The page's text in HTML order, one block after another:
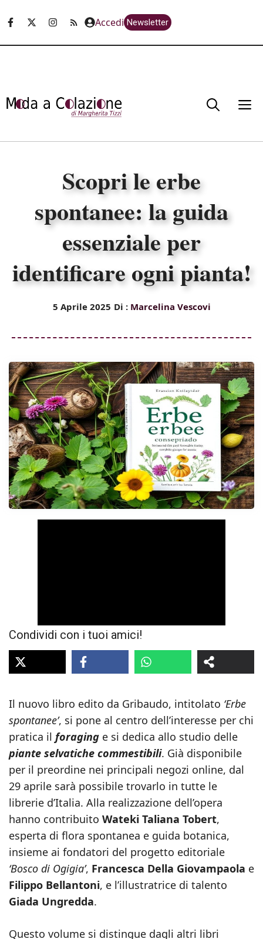
Accedi Newsletter
Scopri le erbe
spontanee: la guida
essenziale per
identificare ogni pianta!
5 Aprile 2025 Di : Marcelina Vescovi
Condividi con i tuoi amici!
Il nuovo libro edito da Gribaudo, intitolato ‘Erbe
spontanee’, si pone al centro dell’interesse per chi
pratica il foraging e si dedica allo studio delle
piante selvatiche commestibili. Già disponibile
per il preordine nei principali negozi online, dal
29 aprile sarà possibile trovarlo in tutte le
librerie d’Italia. Alla realizzazione dell’opera
hanno contribuito Wateki Taliana Tobert,
esperta di flora spontanea e guida botanica,
insieme ai fondatori del progetto editoriale
‘Bosco di Ogigia’, Francesca Della Giovampaola e
Filippo Bellantoni, e l’illustratrice di talento
Giada Ungredda.
Questo volume si distingue dagli altri libri